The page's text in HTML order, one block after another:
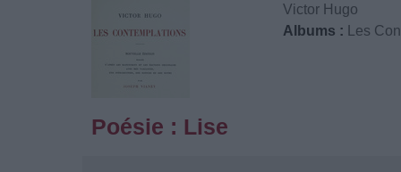
Victor Hugo
Albums :
Les
Poésie : Lise